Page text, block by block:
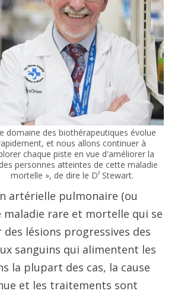
domaine des biothérapeutiques évolue
et nous allons continuer à
chaque piste en vue d'améliorer la
personnes atteintes de cette maladie
mortelle », de dire le Dr Stewart.
artérielle pulmonaire (ou
maladie rare et mortelle qui se
lésions progressives des
sanguins qui alimentent les
la plupart des cas, la cause
et les traitements sont